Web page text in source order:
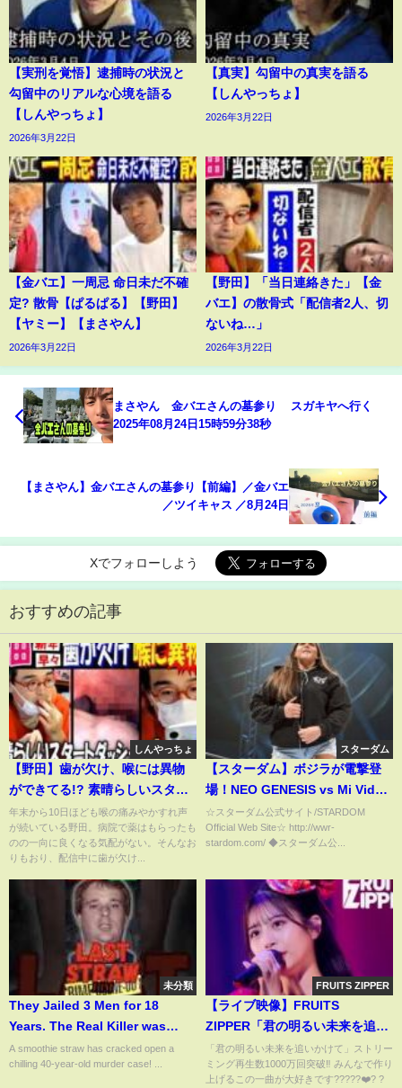
【実刑を覚悟】逮捕時の状況と
勾留中のリアルな心境を語る
【しんやっちょ】
2026年3月22日
【真実】勾留中の真実を語る
【しんやっちょ】
2026年3月22日
【金バエ】一周忌 命日未だ不確
定? 散骨【ぱるぱる】【野田】
【ヤミー】【まさやん】
2026年3月22日
【野田】「当日連絡きた」【金
バエ】の散骨式「配信者2人、切
ないね…」
2026年3月22日
まさやん 金バエさんの墓参り スガキヤへ行く
2025年08月24日15時59分38秒
【まさやん】金バエさんの墓参り【前編】／金バエ
／ツイキャス ／8月24日
Xでフォローしよう
おすすめの記事
しんやっちょ
【野田】歯が欠け、喉には異物
ができてる!? 素晴らしいスター
トダッシュで「ヘコむ↓」
年末から10日ほども喉の痛みやかすれ声
が続いている野田。病院で薬はもらったも
のの一向に良くなる気配がない。そんなお
りもおり、配信中に歯が欠け...
スターダム
【スターダム】ボジラが電撃登
場！NEO GENESIS vs Mi Vida
Locaユニット全面対抗戦ノーDQ
ルール！試合ハイライト！-6.21
代々木大会-【STARDOM】
☆スターダム公式サイト/STARDOM
Official Web Site☆ http://wwr-
stardom.com/ ◆スターダム公...
未分類
They Jailed 3 Men for 18
Years. The Real Killer was
Caught by his Trash
A smoothie straw has cracked open a
chilling 40-year-old murder case! ...
FRUITS ZIPPER
【ライブ映像】FRUITS
ZIPPER「君の明るい未来を追い
かけて」/ 2025.02.22 KAWAII
LAB. Special LIVE 〜わたし“た
「君の明るい未来を追いかけて」ストリー
ミング再生数1000万回突破‼️ みんなで作り
上げるこの一曲が大好きです?????❤️? ?